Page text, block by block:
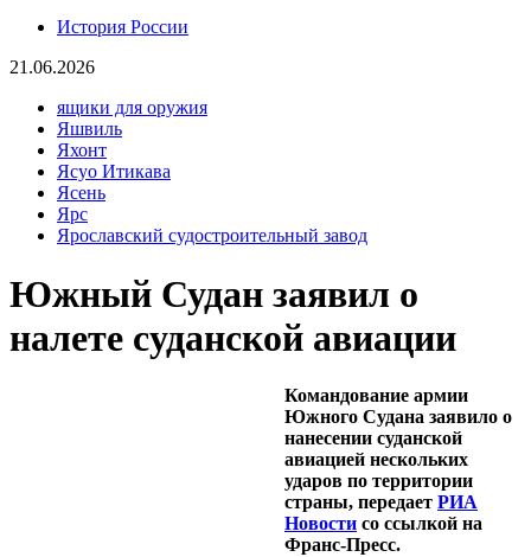
История России
21.06.2026
ящики для оружия
Яшвиль
Яхонт
Ясуо Итикава
Ясень
Ярс
Ярославский судостроительный завод
Южный Судан заявил о
налете суданской авиации
Командование армии
Южного Судана заявило о
нанесении суданской
авиацией нескольких
ударов по территории
страны, передает РИА
Новости со ссылкой на
Франс-Пресс.